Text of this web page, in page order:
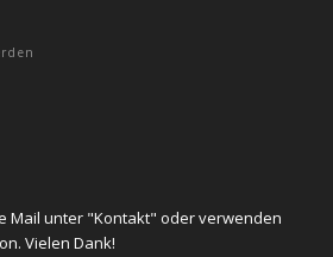
Mail unter "Kontakt" oder verwenden
Vielen Dank!